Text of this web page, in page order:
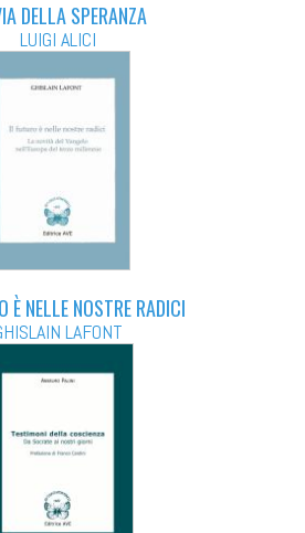
DELLA SPERANZA
LUIGI ALICI
È NELLE NOSTRE RADICI
LAFONT